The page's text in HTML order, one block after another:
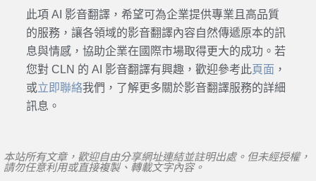
此項 AI 影音翻譯，希望可為企業提供專業且高品質
的服務，讓各領域的影音翻譯內容自然傳遞原本的訊
息與情感，協助企業在國際市場取得更大的成功。若
您對 CLN 的 AI 影音翻譯有興趣，歡迎參考此頁面 ，
或立即聯絡我們，了解更多關於影音翻譯服務的詳細
訊息。
本站所有文章，歡迎自由分享網址連結並註明出處。但未經授權，
請勿任意利用或直接複製、轉載文字內容。